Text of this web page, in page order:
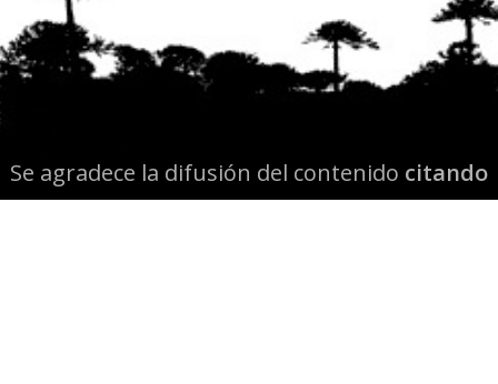
Se agradece la difusión del contenido citando
la fuente www.mapuexpress.org